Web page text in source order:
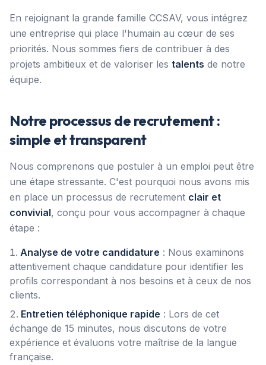
En rejoignant la grande famille CCSAV, vous intégrez
une entreprise qui place l'humain au cœur de ses
priorités. Nous sommes fiers de contribuer à des
projets ambitieux et de valoriser les talents de notre
équipe.
Notre processus de recrutement :
simple et transparent
Nous comprenons que postuler à un emploi peut être
une étape stressante. C'est pourquoi nous avons mis
en place un processus de recrutement clair et
convivial, conçu pour vous accompagner à chaque
étape :
Analyse de votre candidature : Nous examinons
attentivement chaque candidature pour identifier les
profils correspondant à nos besoins et à ceux de nos
clients.
Entretien téléphonique rapide : Lors de cet
échange de 15 minutes, nous discutons de votre
expérience et évaluons votre maîtrise de la langue
française.